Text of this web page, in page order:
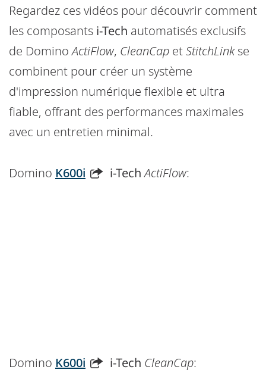
Regardez ces vidéos pour découvrir comment
les composants i-Tech automatisés exclusifs
de DominoActiFlow, CleanCap etStitchLinkse
combinent pour créer un système
d'impression numérique flexible et ultra
fiable, offrant des performances maximales
avec un entretien minimal.
Domino K600i i-Tech ActiFlow:
Domino K600i i-Tech CleanCap: